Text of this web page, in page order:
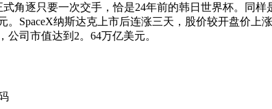
角逐只要一次交手，恰是24年前的韩日世界杯。同样
SpaceX纳斯达克上市后连涨三天，股价较开盘价上
公司市值达到2。64万亿美元。